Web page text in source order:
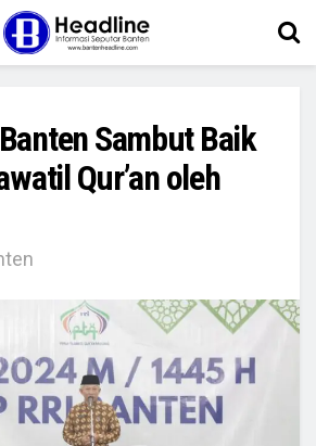
Sambut Baik
Qur’an oleh